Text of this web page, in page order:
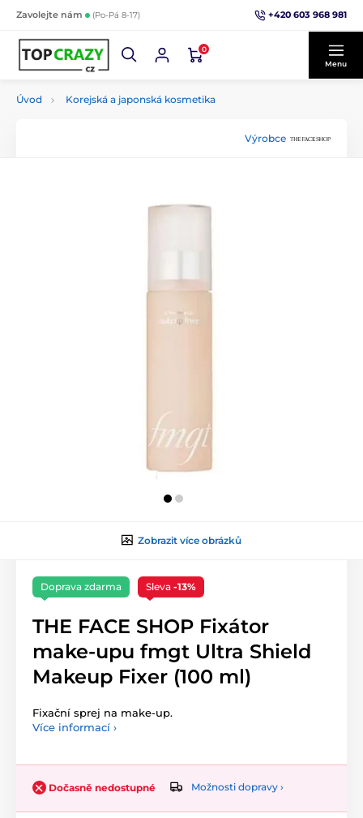
Zavolejte nám (Po-Pá 8-17) +420 603 968 981
0
Menu
Úvod Korejská a japonská kosmetika
Výrobce
Zobrazit více obrázků
Doprava zdarma Sleva -13%
THE FACE SHOP Fixátor
make-upu fmgt Ultra Shield
Makeup Fixer (100 ml)
Fixační sprej na make-up.
Více informací ›
Dočasně nedostupné Možnosti dopravy ›